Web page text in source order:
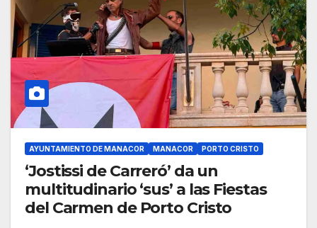
AYUNTAMIENTO DE MANACOR MANACOR PORTO CRISTO
‘Jostissi de Carreró’ da un
multitudinario ‘sus’ a las Fiestas
del Carmen de Porto Cristo